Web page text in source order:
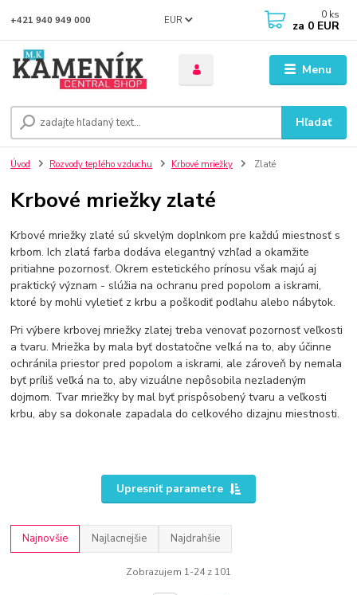
Menu
EUR
Hľadať
+421 940 949 000 0 ks
za 0 EUR
Úvod Rozvody teplého vzduchu Krbové mriežky Zlaté
Krbové mriežky zlaté
Krbové mriežky zlaté sú skvelým doplnkom pre každú miestnosť s
krbom. Ich zlatá farba dodáva elegantný vzhľad a okamžite
pritiahne pozornosť. Okrem estetického prínosu však majú aj
praktický význam - slúžia na ochranu pred popolom a iskrami,
ktoré by mohli vyletieť z krbu a poškodiť podlahu alebo nábytok.
Pri výbere krbovej mriežky zlatej treba venovať pozornosť veľkosti
a tvaru. Mriežka by mala byť dostatočne veľká na to, aby účinne
ochránila priestor pred popolom a iskrami, ale zároveň by nemala
byť príliš veľká na to, aby vizuálne nepôsobila nezladeným
dojmom. Tvar mriežky by mal byť prispôsobený tvaru a veľkosti
krbu, aby sa dokonale zapadala do celkového dizajnu miestnosti.
Upresniť parametre
Najnovšie Najlacnejšie Najdrahšie
Zobrazujem 1-24 z 101